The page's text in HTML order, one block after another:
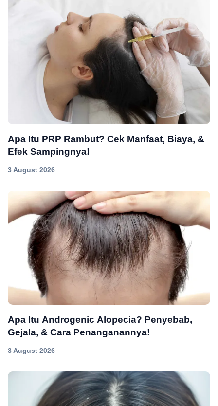
Apa Itu PRP Rambut? Cek Manfaat, Biaya, &
Efek Sampingnya!
3 August 2026
Apa Itu Androgenic Alopecia? Penyebab,
Gejala, & Cara Penanganannya!
3 August 2026